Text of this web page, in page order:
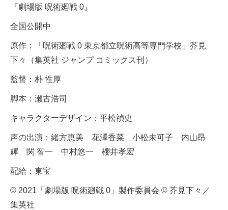
『劇場版 呪術廻戦 0』
全国公開中
原作：「呪術廻戦 0 東京都立呪術高等専門学校」芥見
下々（集英社 ジャンプ コミックス刊）
監督：朴 性厚
脚本：瀬古浩司
キャラクターデザイン：平松禎史
声の出演：緒方恵美 花澤香菜 小松未可子 内山昂
輝 関 智一 中村悠一 櫻井孝宏
配給：東宝
© 2021「劇場版 呪術廻戦 0」製作委員会 © 芥見下々／
集英社